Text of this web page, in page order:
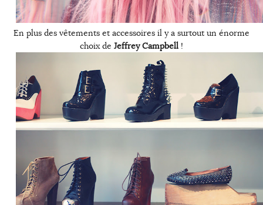
En plus des vêtements et accessoires il y a surtout un énorme
choix de Jeffrey Campbell !